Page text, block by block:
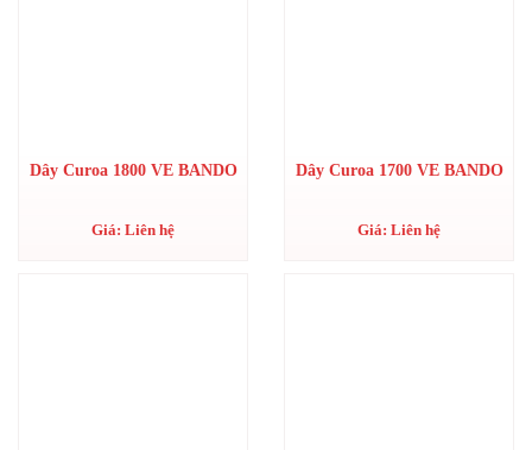
Dây Curoa 1800 VE BANDO
Giá: Liên hệ
Dây Curoa 1700 VE BANDO
Giá: Liên hệ